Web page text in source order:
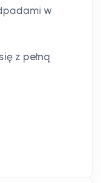
w
z pełną